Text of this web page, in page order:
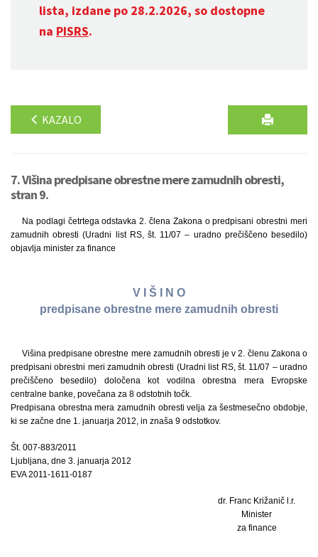
lista, izdane po 28.2.2026, so dostopne
na PISRS.
KAZALO
7. Višina predpisane obrestne mere zamudnih obresti,
stran 9.
Na podlagi četrtega odstavka 2. člena Zakona o predpisani obrestni meri
zamudnih obresti (Uradni list RS, št. 11/07 – uradno prečiščeno besedilo)
objavlja minister za finance
V I Š I N O
predpisane obrestne mere zamudnih obresti
Višina predpisane obrestne mere zamudnih obresti je v 2. členu Zakona o
predpisani obrestni meri zamudnih obresti (Uradni list RS, št. 11/07 – uradno
prečiščeno besedilo) določena kot vodilna obrestna mera Evropske
centralne banke, povečana za 8 odstotnih točk.
Predpisana obrestna mera zamudnih obresti velja za šestmesečno obdobje,
ki se začne dne 1. januarja 2012, in znaša 9 odstotkov.
Št. 007-883/2011
Ljubljana, dne 3. januarja 2012
EVA 2011-1611-0187
dr. Franc Križanič l.r.
Minister
za finance